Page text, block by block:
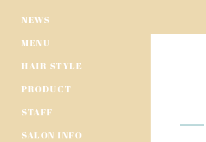
NEWS
MENU
HAIR STYLE
PRODUCT
STAFF
SALON INFO